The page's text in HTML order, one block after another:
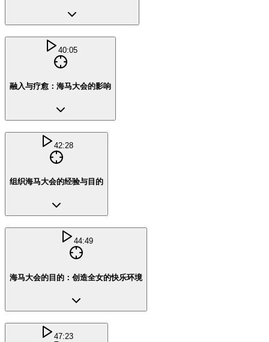
40:05
融入与疗愈：海马大会的影响
42:28
组织海马大会的经验与目的
44:49
海马大会的目的：创造全女的快乐环境
47:23